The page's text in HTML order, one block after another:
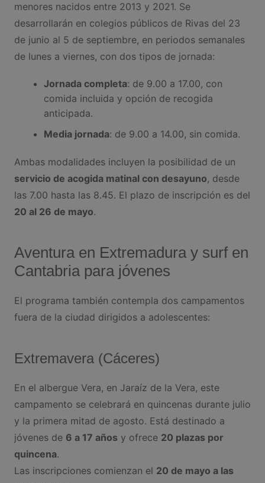
menores nacidos entre 2013 y 2021. Se
desarrollarán en colegios públicos de Rivas del 23
de junio al 5 de septiembre, en periodos semanales
de lunes a viernes, con dos tipos de jornada:
Jornada completa: de 9.00 a 17.00, con
comida incluida y opción de recogida
anticipada.
Media jornada: de 9.00 a 14.00, sin comida.
Ambas modalidades incluyen la posibilidad de un
servicio de acogida matinal con desayuno, desde
las 7.00 hasta las 8.45. El plazo de inscripción es del
20 al 26 de mayo.
Aventura en Extremadura y surf en
Cantabria para jóvenes
El programa también contempla dos campamentos
fuera de la ciudad dirigidos a adolescentes:
Extremavera (Cáceres)
En el albergue Vera, en Jaraíz de la Vera, este
campamento se celebrará en quincenas durante julio
y la primera mitad de agosto. Está destinado a
jóvenes de 6 a 17 añosy ofrece 20 plazas por
quincena.
Las inscripciones comienzan el 20 de mayo a las